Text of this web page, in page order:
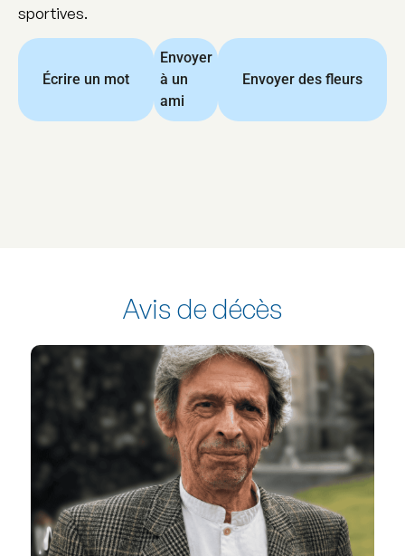
sportives.
Écrire un mot
Envoyer
à un
ami
Envoyer des fleurs
Avis de décès